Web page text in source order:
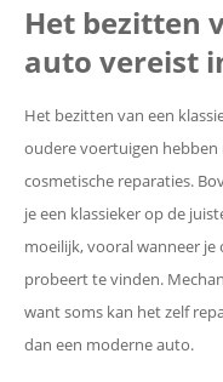
Het bezitten
auto vereist
Het bezitten van een
oudere voertuigen
cosmetische reparaties.
je een klassieker op de
moeilijk, vooral wanneer
probeert te vinden.
want soms kan het zelf
dan een moderne auto.